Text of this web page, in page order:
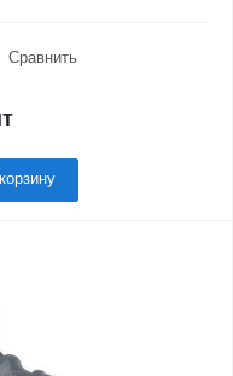
Сравнить